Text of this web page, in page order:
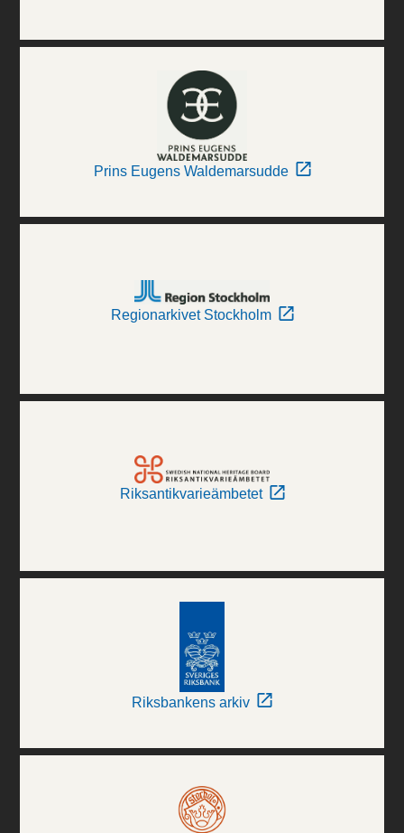
Prins Eugens Waldemarsudde
Regionarkivet Stockholm
Riksantikvarieämbetet
Riksbankens arkiv